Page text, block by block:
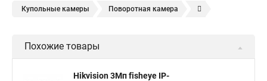
Купольные камеры Поворотная камера
Камера видеонаблюдения hikvision
Похожие товары
Hikvision 3Мп fisheye IP-